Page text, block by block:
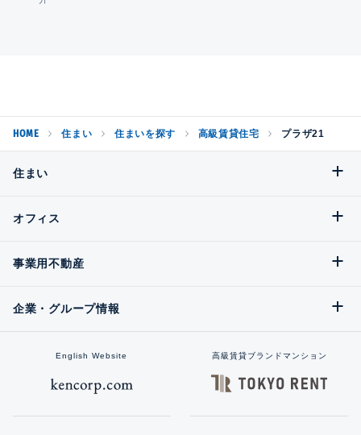
HOME 住まい 住まいを探す 高級賃貸住宅 プラザ21
住まい
オフィス
事業用不動産
企業・グループ情報
English Website 高級賃貸ブランドマンション